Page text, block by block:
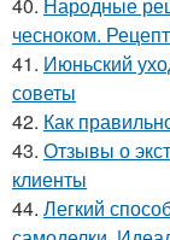
40. Народные
чесноком.
41. Июньский
советы
42. Как
43. Отзывы о
клиенты
44. Легкий